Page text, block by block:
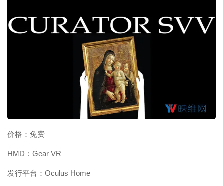
价格：免费
HMD：Gear VR
发行平台：Oculus Home
映维网（nweon.com）